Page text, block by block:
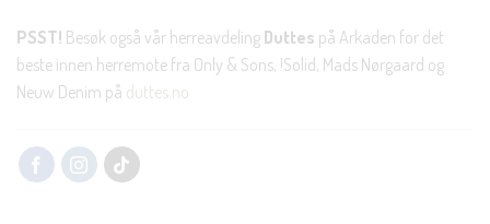
PSST! Besøk også vår herreavdeling Duttes på Arkaden for det
beste innen herremote fra Only & Sons, !Solid, Mads Nørgaard og
Neuw Denim på duttes.no